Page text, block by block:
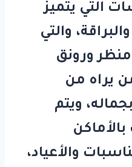
التي يتميز
والتي
ورونق
يراه من
ويتم
والأعياد،